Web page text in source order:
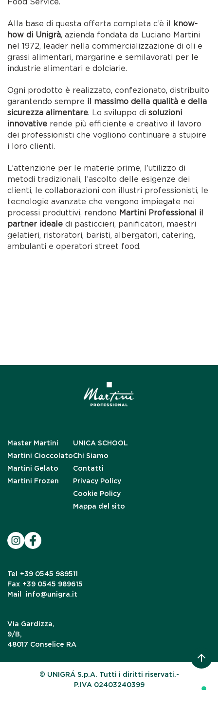
Alla base di questa offerta completa c’è il know-
how di Unigrà, azienda fondata da Luciano Martini
nel 1972, leader nella commercializzazione di oli e
grassi alimentari, margarine e semilavorati per le
industrie alimentari e dolciarie.
Ogni prodotto è realizzato, confezionato, distribuito
garantendo sempre il massimo della qualità e della
sicurezza alimentare. Lo sviluppo disoluzioni
innovative rende più efficiente e creativo il lavoro
dei professionisti che vogliono continuare a stupire
i loro clienti.
L’attenzione per le materie prime, l’utilizzo di
metodi tradizionali, l’ascolto delle esigenze dei
clienti, le collaborazioni con illustri professionisti, le
tecnologie avanzate che vengono impiegate nei
processi produttivi, rendono Martini Professional il
partner ideale di pasticcieri, panificatori, maestri
gelatieri, ristoratori, baristi, albergatori, catering,
ambulanti e operatori street food.
Master Martini
Martini Cioccolato
Martini Gelato
Martini Frozen
UNICA SCHOOL
Chi Siamo
Contatti
Privacy Policy
Cookie Policy
Mappa del sito
Tel
+39 0545 989511
Fax +39 0545 989615
Mail
info@unigra.it
Via Gardizza,
9/B,
48017 Conselice RA
© UNIGRÁ S.p.A. Tutti i diritti riservati.-
P.IVA 02403240399